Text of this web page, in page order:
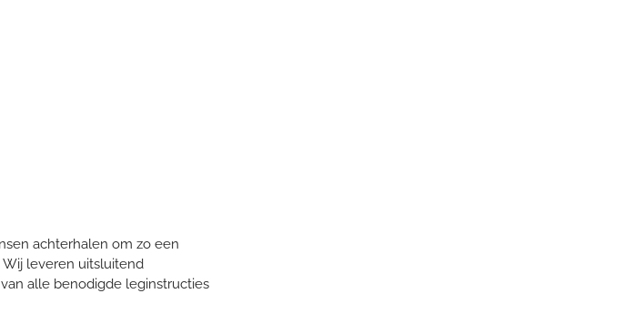
achterhalen om zo een
leveren uitsluitend
alle benodigde leginstructies